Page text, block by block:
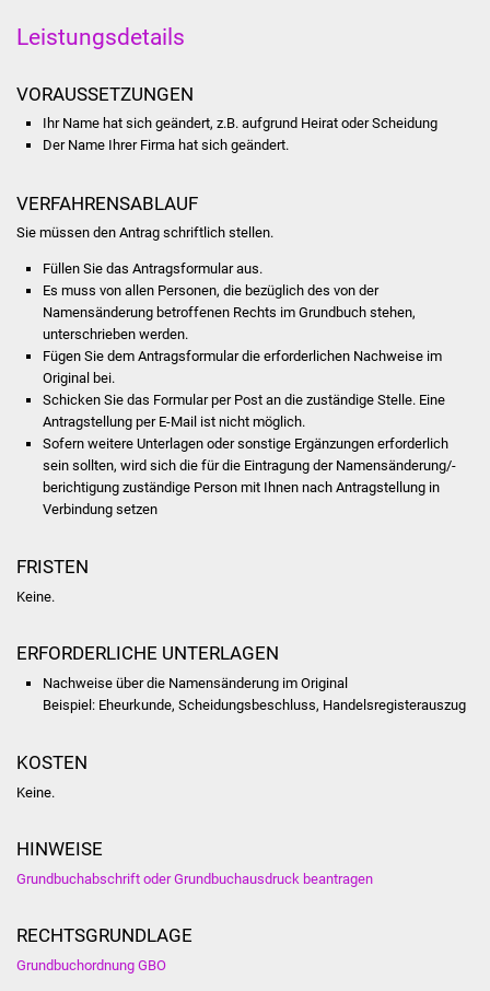
Partnerstädte
Schulentwicklung Bizet
Sanierung Hallenbad
Presse
Bürger & Service
Lebenslagen
Formulare
Leistungsdetails
VORAUSSETZUNGEN
Ihr Name hat sich geändert, z.B. aufgrund Heirat oder Scheidung
Der Name Ihrer Firma hat sich geändert.
VERFAHRENSABLAUF
Sie müssen den Antrag schriftlich stellen.
Füllen Sie das Antragsformular aus.
Es muss von allen Personen, die bezüglich des von der
Namensänderung betroffenen Rechts im Grundbuch stehen,
unterschrieben werden.
Fügen Sie dem Antragsformular die erforderlichen Nachweise im
Original bei.
Schicken Sie das Formular per Post an die zuständige Stelle. Eine
Antragstellung per E-Mail ist nicht möglich.
Sofern weitere Unterlagen oder sonstige Ergänzungen erforderlich
sein sollten, wird sich die für die Eintragung der Namensänderung/-
berichtigung zuständige Person mit Ihnen nach Antragstellung in
Verbindung setzen
FRISTEN
Keine.
ERFORDERLICHE UNTERLAGEN
Nachweise über die Namensänderung im Original
Beispiel: Eheurkunde, Scheidungsbeschluss, Handelsregisterauszug
KOSTEN
Keine.
HINWEISE
Grundbuchabschrift oder Grundbuchausdruck beantragen
RECHTSGRUNDLAGE
Grundbuchordnung GBO